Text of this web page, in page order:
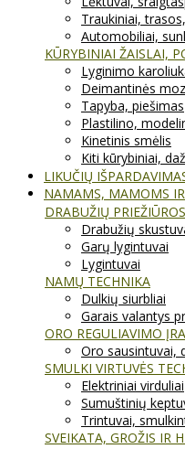
Traukiniai,
Automobiliai,
KŪRYBINIAI ŽAISLAI,
Lyginimo
Deimantinės
Tapyba, piešimas
Plastilino,
Kinetinis smėlis
Kiti kūrybiniai,
LIKUČIŲ
NAMAMS, MAMOMS
DRABUŽIŲ
Drabužių
Garų lygintuvai
Lygintuvai
NAMŲ TECHNIKA
Dulkių siurbliai
Garais valantys
ORO REGULIAVIMO
Oro sausintuvai,
SMULKI VIRTUVĖS
Elektriniai virduliai
Sumuštinių
Trintuvai,
SVEIKATA, GROŽIS IR